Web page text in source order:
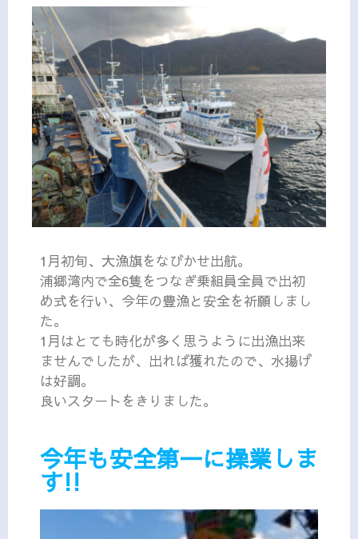
1月初旬、大漁旗をなびかせ出航。
浦郷湾内で全6隻をつなぎ乗組員全員で出初
め式を行い、今年の豊漁と安全を祈願しまし
た。
1月はとても時化が多く思うように出漁出来
ませんでしたが、出れば獲れたので、水揚げ
は好調。
良いスタートをきりました。
今年も安全第一に操業しま
す!!